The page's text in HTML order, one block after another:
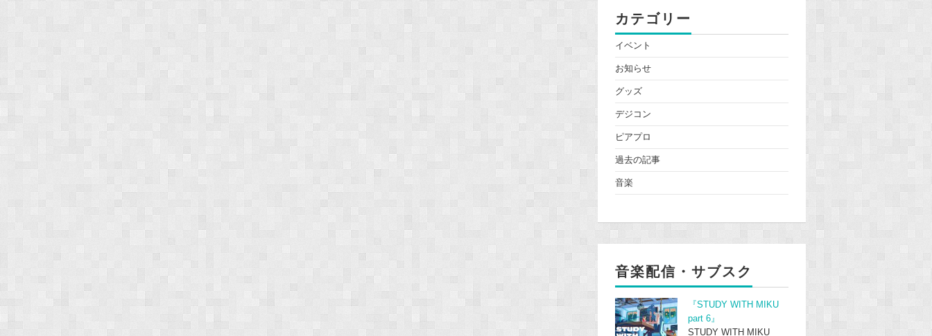
カテゴリー
イベント
お知らせ
グッズ
デジコン
ピアプロ
過去の記事
音楽
音楽配信・サブスク
『STUDY WITH MIKU
part 6』
STUDY WITH MIKU